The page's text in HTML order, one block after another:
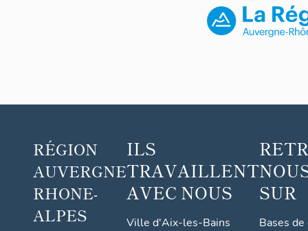
RÉGION
AUVERGNE
RHONE-
ALPES
ILS
TRAVAILLENT
AVEC NOUS
Ville d'Aix-les-Bains
SUR
Bases